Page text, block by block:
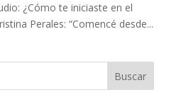
¿Cómo te iniciaste en el
Perales: “Comencé desde...